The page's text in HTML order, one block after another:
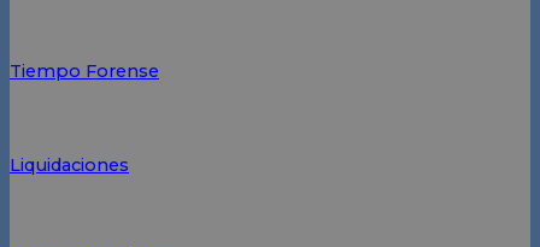
Tiempo Forense
Liquidaciones